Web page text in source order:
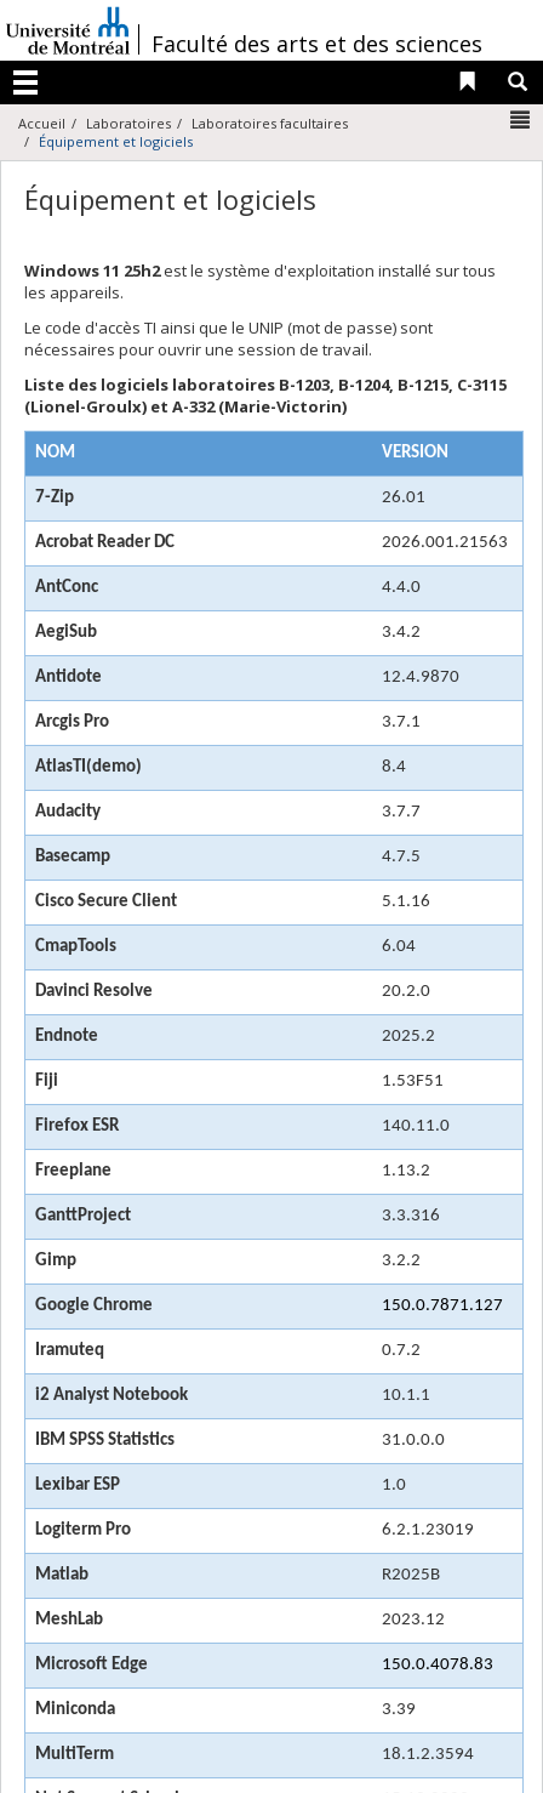
au
contenu
/Faculté des arts et des sciences
Menu
Liens
Accueil Laboratoires
Laboratoires facultaires
Équipement et logiciels
Équipement et logiciels
Windows 11 25h2est le système d'exploitation installé sur tous
les appareils.
Le code d'accès TI ainsi que le UNIP (mot de passe) sont
nécessaires pour ouvrir une session de travail.
Liste des logiciels laboratoires B-1203, B-1204, B-1215, C-3115
(Lionel-Groulx) et A-332 (Marie-Victorin)
NOM VERSION
7-Zip 26.01
Acrobat Reader DC 2026.001.21563
AntConc 4.4.0
AegiSub 3.4.2
Antidote 12.4.9870
Arcgis Pro 3.7.1
AtlasTI(demo) 8.4
Audacity 3.7.7
Basecamp 4.7.5
Cisco Secure Client 5.1.16
CmapTools 6.04
Davinci Resolve 20.2.0
Endnote 2025.2
Fiji 1.53F51
Firefox ESR 140.11.0
Freeplane 1.13.2
GanttProject 3.3.316
Gimp 3.2.2
Google Chrome 150.0.7871.127
Iramuteq 0.7.2
i2 Analyst Notebook 10.1.1
IBM SPSS Statistics 31.0.0.0
Lexibar ESP 1.0
Logiterm Pro 6.2.1.23019
Matlab R2025B
MeshLab 2023.12
Microsoft Edge 150.0.4078.83
Miniconda 3.39
MultiTerm 18.1.2.3594